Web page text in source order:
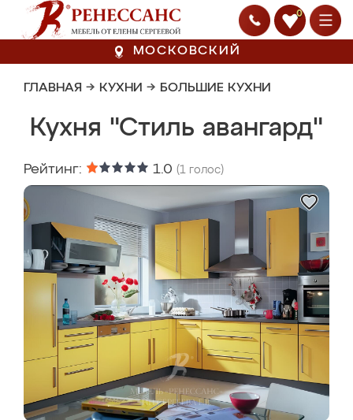
0
МОСКОВСКИЙ
ГЛАВНАЯ → КУХНИ → БОЛЬШИЕ КУХНИ
Кухня "Стиль авангард"
Рейтинг: 1.0 (1 голос)